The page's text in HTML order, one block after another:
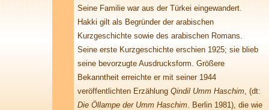
Seine Familie war aus der Türkei eingewandert.
Hakki gilt als Begründer der arabischen
Kurzgeschichte sowie des arabischen Romans.
Seine erste Kurzgeschichte erschien 1925; sie blieb
seine bevorzugte Ausdrucksform. Größere
Bekanntheit erreichte er mit seiner 1944
veröffentlichten Erzählung Qindil Umm Haschim, (dt:
Die Öllampe der Umm Haschim. Berlin 1981), die wie